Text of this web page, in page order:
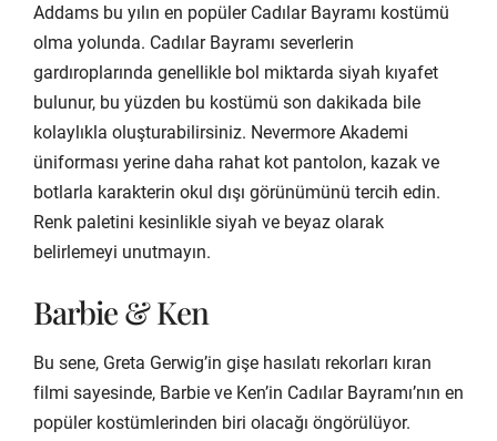
Addams bu yılın en popüler Cadılar Bayramı kostümü
olma yolunda. Cadılar Bayramı severlerin
gardıroplarında genellikle bol miktarda siyah kıyafet
bulunur, bu yüzden bu kostümü son dakikada bile
kolaylıkla oluşturabilirsiniz. Nevermore Akademi
üniforması yerine daha rahat kot pantolon, kazak ve
botlarla karakterin okul dışı görünümünü tercih edin.
Renk paletini kesinlikle siyah ve beyaz olarak
belirlemeyi unutmayın.
Barbie & Ken
Bu sene, Greta Gerwig’in gişe hasılatı rekorları kıran
filmi sayesinde, Barbie ve Ken’in Cadılar Bayramı’nın en
popüler kostümlerinden biri olacağı öngörülüyor.